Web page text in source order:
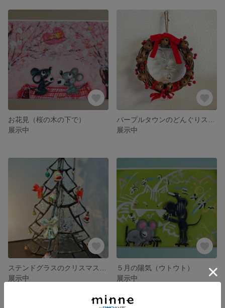
お花見（桜の木の下で）
展示中
展示中
展示中
５月の陽気（ウトウト）
展示中